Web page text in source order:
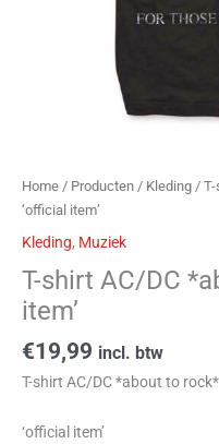
Home / Producten / Kleding /
‘official item’
Kleding, Muziek
T-shirt AC/DC
item’
€19,99 incl. btw
T-shirt AC/DC *about to rock*
‘official item’